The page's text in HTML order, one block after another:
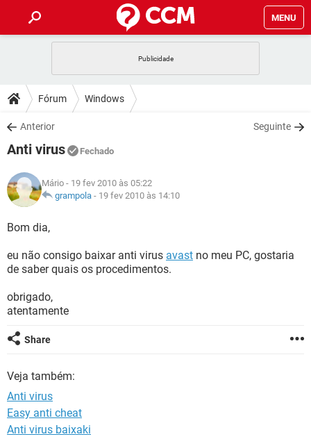
MENU
CELULAR
OUTLOOK
INSTAGRAM
GUIA DE COMPRAS
DICAS
JOGOS
INSTAGRAM
GUIA DE COMPRAS
DOWNLOADS
JOGOS
CELULAR
OUTLOOK EXCEL
INSTAGRAM
JOGOS
CELULAR
OUTLOOK
INSTAGRAM GMAIL
GLOSSÁRIO
JOGOS
OUTLOOK EXCEL
INSTAGRAM
GUIA DE COMPRAS
Fórum Windows
Anterior Seguinte
Anti virus Fechado
Mário - 19 fev 2010 às 05:22
grampola - 19 fev 2010 às 14:10
Bom dia,
eu não consigo baixar anti virus avast no meu PC, gostaria
de saber quais os procedimentos.
obrigado,
atentamente
Share
Veja também:
Anti virus
Easy anti cheat
Anti virus baixaki